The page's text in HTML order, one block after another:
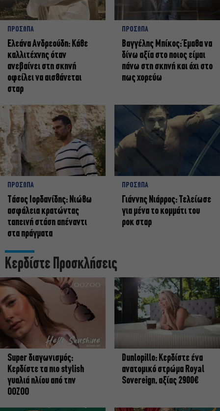
ΠΡΟΣΩΠΑ
Ελεάνα Ανδρεούδη: Κάθε
καλλιτέχνης όταν
ανεβαίνει στη σκηνή
οφείλει να αισθάνεται
σταρ
ΠΡΟΣΩΠΑ
Βαγγέλης Μπίκος: Έμαθα να
δίνω αξία στο ποιος είμαι
πάνω στη σκηνή και όχι στο
πως χορεύω
ΠΡΟΣΩΠΑ
Tάσος Ιορδανίδης: Νιώθω
ασφάλεια κρατώντας
ταπεινή στάση απέναντι
στα πράγματα
ΠΡΟΣΩΠΑ
Γιάννης Νιάρρος: Τελείωσε
για μένα το κομμάτι του
ροκ σταρ
Κερδίστε Προσκλήσεις
Super διαγωνισμός:
Κερδίστε τα πιο stylish
γυαλιά ηλίου από την
OOZOO
Dunlopillo: Κερδίστε ένα
ανατομικό στρώμα Royal
Sovereign, αξίας 2900€